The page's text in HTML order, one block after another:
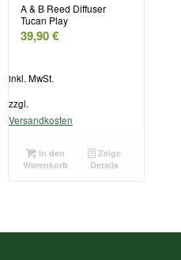
A & B Reed Diffuser
Tucan Play
39,90€
inkl. MwSt.
zzgl.
Versandkosten
In den
Warenkorb
Zeige
Details